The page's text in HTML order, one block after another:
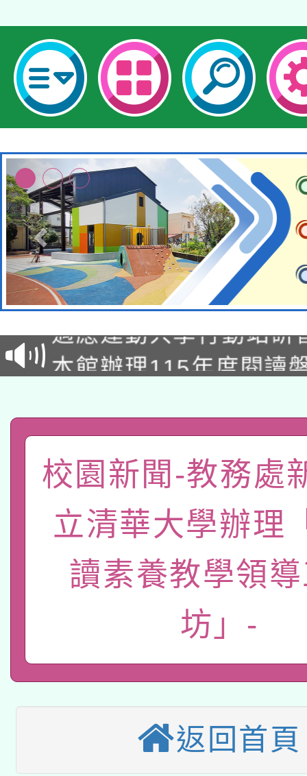
本校115學年度第2次
招)
本館辦理115年度閱讀
礎課程
A3數位素養講師名單
「數位內容與教學軟體
有關大陸委員會函釋公
薪期間赴陸應申請許可
轉知經濟部水利署委託
業技術研究院辦理「
用水績優單位及節水達
115年8月22日(星期六
開 智慧啟航」
2026年桃園地景藝術
本校115學年度第2次
招甄選結果公告(無人
招)
適應運動共學行動站研
本館辦理115年度閱讀
暨閱讀推動專業研習
科技賦能─人工智慧
A3數位素養講師名單
校園新聞-教務處
立清華大學辦理
讀素養教學領
坊」-
返回首頁